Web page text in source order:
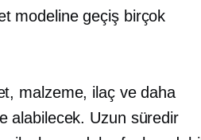
modeline geçiş birçok
malzeme, ilaç ve daha
alabilecek. Uzun süredir